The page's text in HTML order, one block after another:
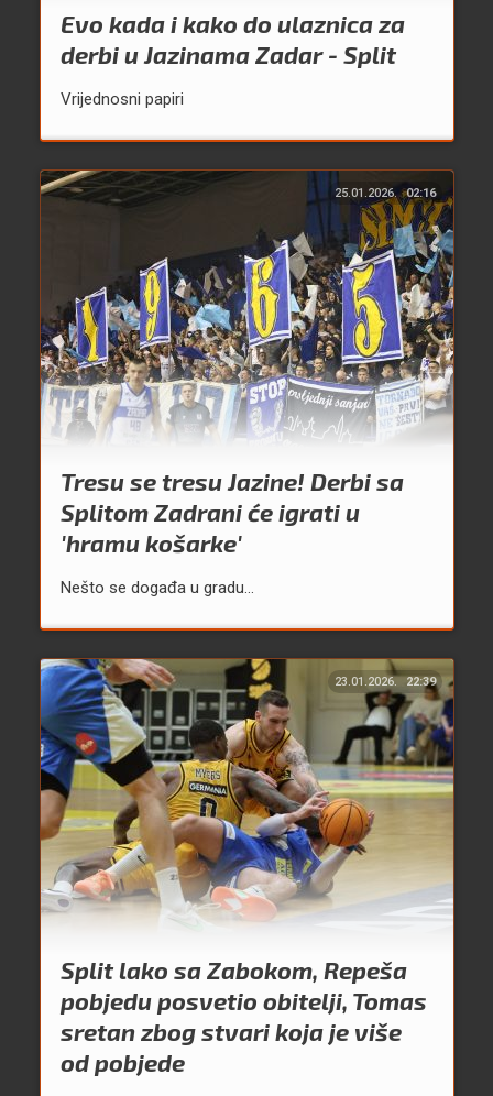
Evo kada i kako do ulaznica za
derbi u Jazinama Zadar - Split
Vrijednosni papiri
25.01.2026. 02:16
Tresu se tresu Jazine! Derbi sa
Splitom Zadrani će igrati u
'hramu košarke'
Nešto se događa u gradu...
23.01.2026. 22:39
Split lako sa Zabokom, Repeša
pobjedu posvetio obitelji, Tomas
sretan zbog stvari koja je više
od pobjede